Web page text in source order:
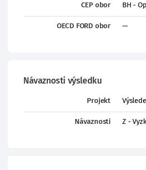
CEP obor BH -
OECD FORD obor —
Návaznosti výsledku
Projekt
Návaznosti Z -